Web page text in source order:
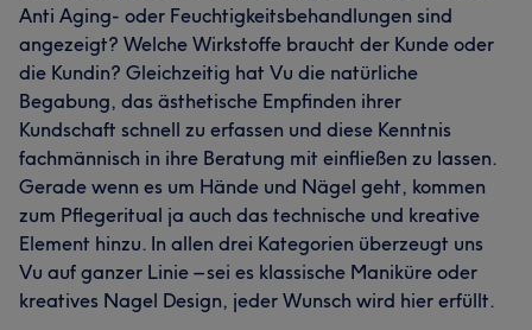
Anti Aging- oder Feuchtigkeitsbehandlungen sind
angezeigt? Welche Wirkstoffe braucht der Kunde oder
die Kundin? Gleichzeitig hat Vu die natürliche
Begabung, das ästhetische Empfinden ihrer
Kundschaft schnell zu erfassen und diese Kenntnis
fachmännisch in ihre Beratung mit einfließen zu lassen.
Gerade wenn es um Hände und Nägel geht, kommen
zum Pflegeritual ja auch das technische und kreative
Element hinzu. In allen drei Kategorien überzeugt uns
Vu auf ganzer Linie – sei es klassische Maniküre oder
kreatives Nagel Design, jeder Wunsch wird hier erfüllt.